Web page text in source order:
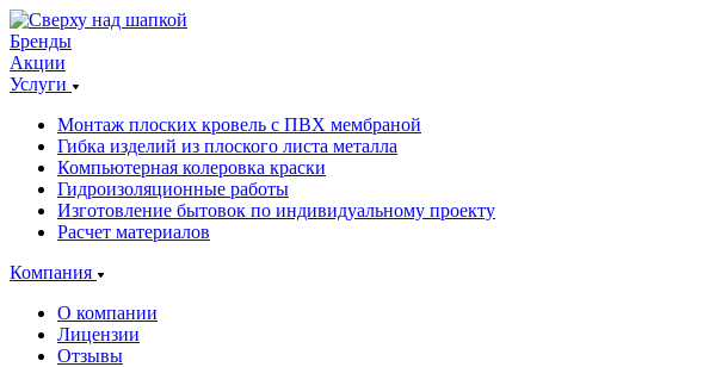
Бренды
Акции
Услуги
Монтаж плоских кровель с ПВХ мембраной
Гибка изделий из плоского листа металла
Компьютерная колеровка краски
Гидроизоляционные работы
Изготовление бытовок по индивидуальному проекту
Расчет материалов
Компания
О компании
Лицензии
Отзывы